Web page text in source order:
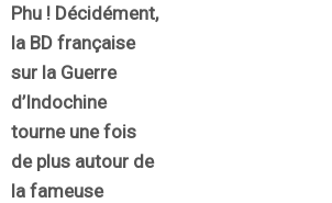
Phu ! Décidément,
la BD française
sur la Guerre
d’Indochine
tourne une fois
de plus autour de
la fameuse